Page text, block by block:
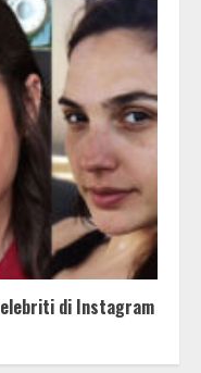
di Instagram